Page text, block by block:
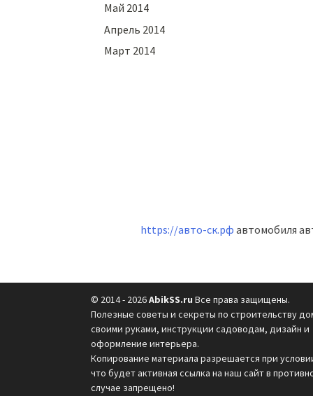
Май 2014
Апрель 2014
Март 2014
https://авто-ск.рф автомобиля
© 2014 - 2026AbikSS.ru Все права защищены.
Полезные советы и секреты по строительству
своими руками, инструкции садоводам, дизайн и
оформление интерьера.
Копирование материала разрешается при
что будет активная ссылка на наш сайт в
случае запрещено!